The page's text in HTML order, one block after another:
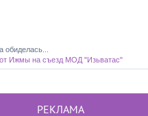
Ижмы на съезд МОД "Изьватас"
РЕКЛАМА